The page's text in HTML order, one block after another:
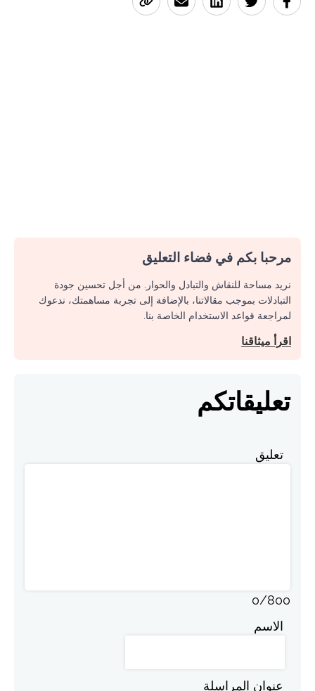
مرحبا بكم في فضاء التعليق
نريد مساحة للنقاش والتبادل والحوار. من أجل تحسين جودة
التبادلات بموجب مقالاتنا، بالإضافة إلى تجربة مساهمتك، ندعوك
لمراجعة قواعد الاستخدام الخاصة بنا.
اقرأ ميثاقنا
تعليقاتكم
تعليق
0/800
الاسم
عنوان المراسلة